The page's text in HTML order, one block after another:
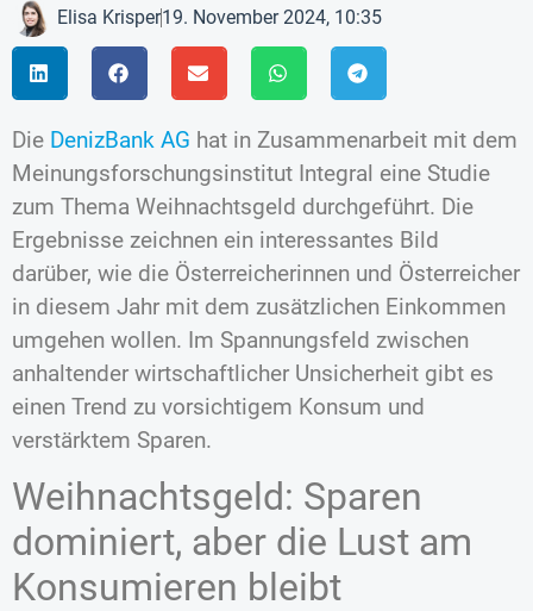
Elisa Krisper19. November 2024, 10:35
Die DenizBank AG hat in Zusammenarbeit mit dem
Meinungsforschungsinstitut Integral eine Studie
zum Thema Weihnachtsgeld durchgeführt. Die
Ergebnisse zeichnen ein interessantes Bild
darüber, wie die Österreicherinnen und Österreicher
in diesem Jahr mit dem zusätzlichen Einkommen
umgehen wollen. Im Spannungsfeld zwischen
anhaltender wirtschaftlicher Unsicherheit gibt es
einen Trend zu vorsichtigem Konsum und
verstärktem Sparen.
Weihnachtsgeld: Sparen
dominiert, aber die Lust am
Konsumieren bleibt